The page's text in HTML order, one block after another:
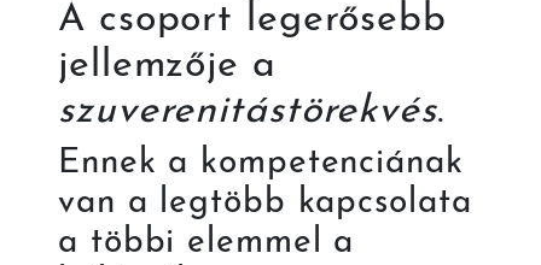
A csoport legerősebb
jellemzője a
szuverenitástörekvés.
Ennek a kompetenciának
van a legtöbb kapcsolata
a többi elemmel a